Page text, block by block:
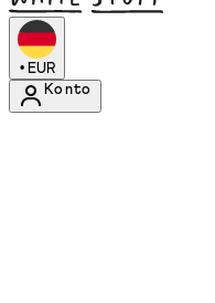
• EUR
Konto